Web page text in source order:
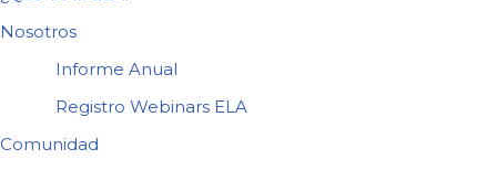
Nosotros
Informe Anual
Registro Webinars ELA
Comunidad